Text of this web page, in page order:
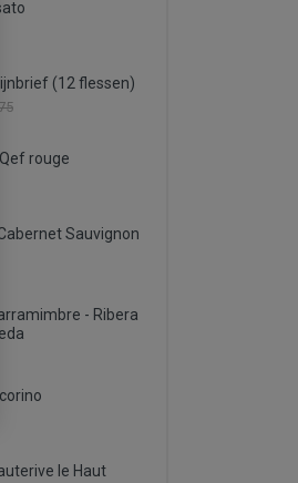
(12 flessen)
rouge
Sauvignon
- Ribera
le Haut